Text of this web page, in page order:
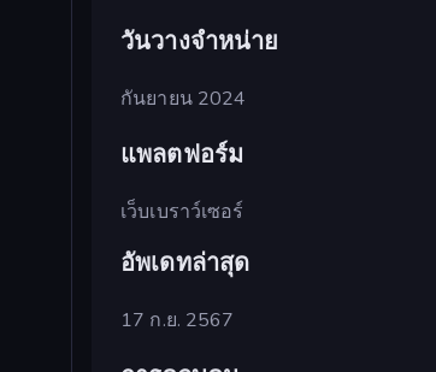
วันวางจำหน่าย
กันยายน 2024
แพลตฟอร์ม
เว็บเบราว์เซอร์
อัพเดทล่าสุด
17 ก.ย. 2567